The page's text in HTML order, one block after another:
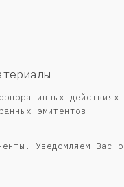
эмитентов
Уведомляем Вас